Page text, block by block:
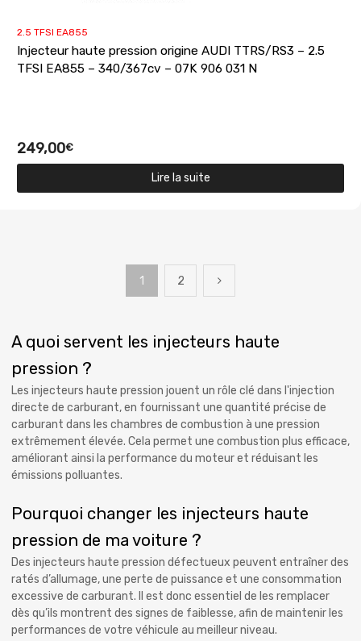
2.5 TFSI EA855
Injecteur haute pression origine AUDI TTRS/RS3 – 2.5
TFSI EA855 – 340/367cv – 07K 906 031 N
249,00€
Lire la suite
1 2
A quoi servent les injecteurs haute
pression ?
Les injecteurs haute pression jouent un rôle clé dans l'injection
directe de carburant, en fournissant une quantité précise de
carburant dans les chambres de combustion à une pression
extrêmement élevée. Cela permet une combustion plus efficace,
améliorant ainsi la performance du moteur et réduisant les
émissions polluantes.
Pourquoi changer les injecteurs haute
pression de ma voiture ?
Des injecteurs haute pression défectueux peuvent entraîner des
ratés d’allumage, une perte de puissance et une consommation
excessive de carburant. Il est donc essentiel de les remplacer
dès qu’ils montrent des signes de faiblesse, afin de maintenir les
performances de votre véhicule au meilleur niveau.